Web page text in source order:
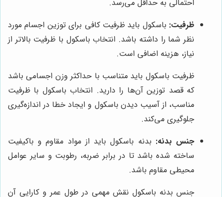
احتمالی به حداقل می‌رسد.
ظرفیت: باسکول باید ظرفیت کافی برای توزین اجسام مورد
نظر شما را داشته باشد. انتخاب باسکول با ظرفیت بالاتر از
نیاز، هزینه اضافی است.
ظرفیت باسکول باید متناسب با حداکثر وزن اجسامی باشد
که قصد توزین آن‌ها را دارید. انتخاب باسکول با ظرفیت
مناسب، از آسیب دیدن باسکول و ایجاد خطا در اندازه‌گیری
جلوگیری می‌کند.
جنس بدنه: بدنه باسکول باید از مواد مقاوم و باکیفیت
ساخته شده باشد تا در برابر ضربه، رطوبت و سایر عوامل
محیطی مقاوم باشد.
جنس بدنه باسکول نقش مهمی در طول عمر و کارایی آن